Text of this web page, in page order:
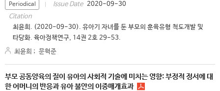
Periodical Issue Date 2020-09-30
Citation
최윤희. (2020-09-30). 유아기 자녀를 둔 부모의 훈육유형 척도개발 및
타당화. 육아정책연구, 14권 2호 29-53.
최윤희 ; 문혁준
부모 공동양육의 질이 유아의 사회적 기술에 미치는 영향: 부정적 정서에 대
한 어머니의 반응과 유아 불안의 이중매개효과